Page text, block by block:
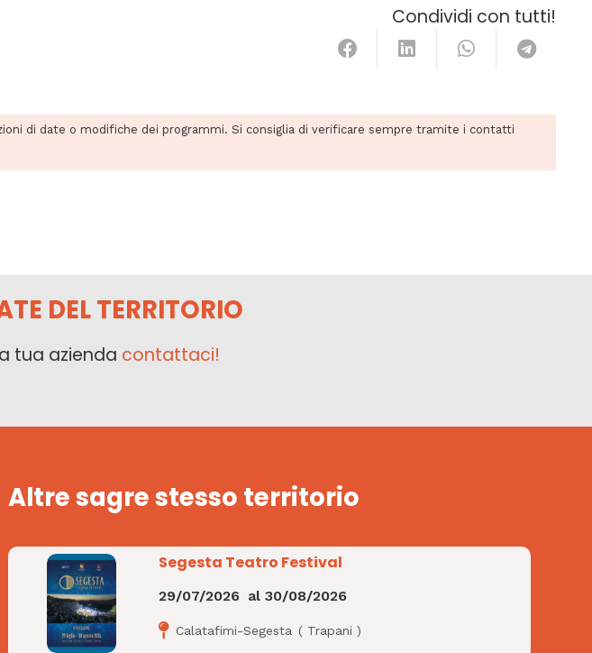
Condividi con tutti!
di date o modifiche dei programmi. Si consiglia di verificare sempre tramite i contatti
DEL TERRITORIO
tua azienda contattaci!
Altre sagre stesso territorio
Segesta Teatro Festival
29/07/2026 al30/08/2026
Calatafimi-Segesta ( Trapani )